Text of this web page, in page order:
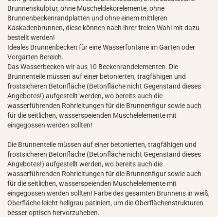
Brunnenskulptur, ohne Muscheldekorelemente, ohne
Brunnenbeckenrandplatten und ohne einem mittleren
Kaskadenbrunnen, diese können nach ihrer freien Wahl mit dazu
bestellt werden!
Ideales Brunnenbecken für eine Wasserfontäne im Garten oder
Vorgarten Bereich.
Das Wasserbecken wir aus 10 Beckenrandelementen. Die
Brunnenteile müssen auf einer betonierten, tragfähigen und
frostsicheren Betonfläche (Betonfläche nicht Gegenstand dieses
Angebotes!) aufgestellt werden, wo bereits auch die
wasserführenden Rohrleitungen für die Brunnenfigur sowie auch
für die seitlichen, wasserspeienden Muschelelemente mit
eingegossen werden sollten!
Die Brunnenteile müssen auf einer betonierten, tragfähigen und
frostsicheren Betonfläche (Betonfläche nicht Gegenstand dieses
Angebotes!) aufgestellt werden, wo bereits auch die
wasserführenden Rohrleitungen für die Brunnenfigur sowie auch
für die seitlichen, wasserspeienden Muschelelemente mit
eingegossen werden sollten! Farbe des gesamten Brunnens in weiß,
Oberfläche leicht hellgrau patiniert, um die Oberflächenstrukturen
besser optisch hervorzuheben.